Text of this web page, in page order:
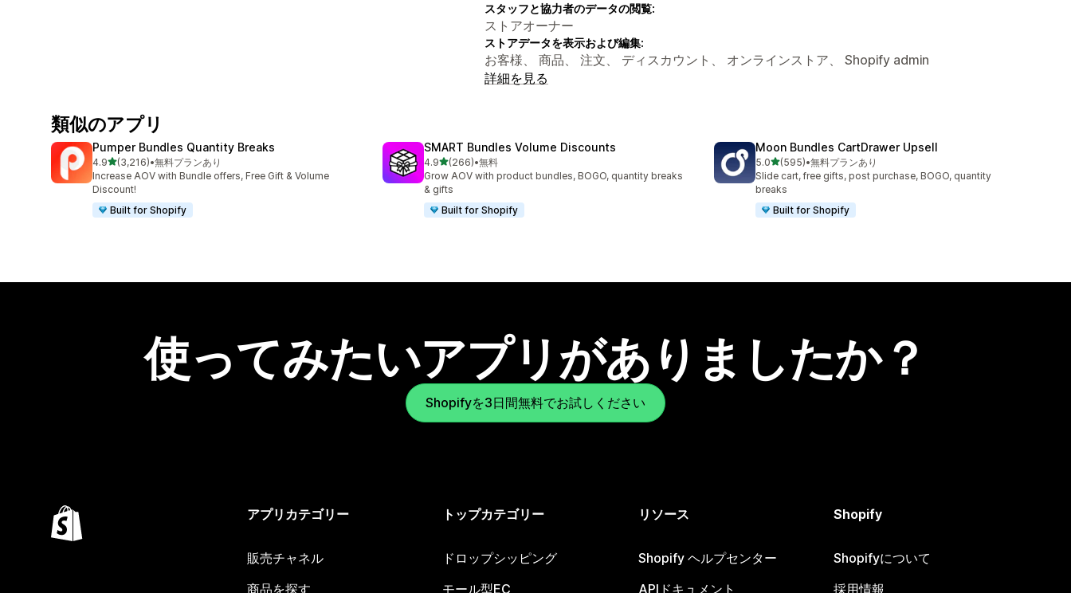
スタッフと協力者のデータの閲覧:
ストアオーナー
ストアデータを表示および編集:
お客様、 商品、 注文、 ディスカウント、 オンラインストア、 Shopify admin
詳細を見る
類似のアプリ
Pumper Bundles Quantity Breaks
4.95つ星中
(3,216)
合計レビュー数：3216件
•無料プランあり
Increase AOV with Bundle offers, Free Gift & Volume
Discount!
Built for Shopify
SMART Bundles Volume Discounts
4.95つ星中
(266)
合計レビュー数：266件
•無料
Grow AOV with product bundles, BOGO, quantity breaks
& gifts
Built for Shopify
Moon Bundles CartDrawer Upsell
5.05つ星中
(595)
合計レビュー数：595件
•無料プランあり
Slide cart, free gifts, post purchase, BOGO, quantity
breaks
Built for Shopify
使ってみたいアプリがありましたか？
Shopifyを3日間無料でお試しください
アプリカテゴリー
販売チャネル
商品を探す
トップカテゴリー
ドロップシッピング
モール型EC
リソース
Shopify ヘルプセンター
APIドキュメント
Shopify
Shopifyについて
採用情報